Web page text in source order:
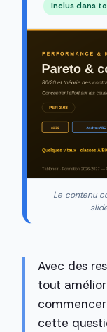
Inclus dans
Le contenu
Avec des
tout
cette